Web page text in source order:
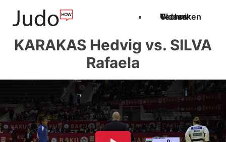
Techniken
Videos
Glossar
KARAKAS Hedvig vs. SILVA
Rafaela